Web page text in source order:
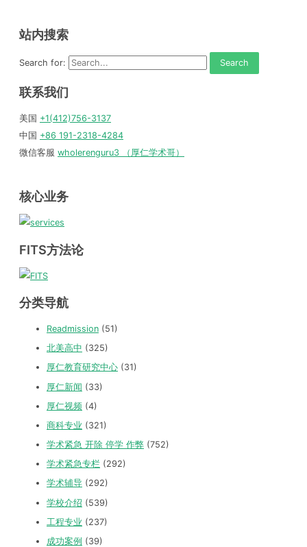
站内搜索
Search for:
联系我们
美国 +1(412)756-3137
中国 +86 191-2318-4284
微信客服 wholerenguru3 （厚仁学术哥）
核心业务
FITS方法论
分类导航
Readmission (51)
北美高中 (325)
厚仁教育研究中心 (31)
厚仁新闻 (33)
厚仁视频 (4)
商科专业 (321)
学术紧急 开除 停学 作弊 (752)
学术紧急专栏 (292)
学术辅导 (292)
学校介绍 (539)
工程专业 (237)
成功案例 (39)